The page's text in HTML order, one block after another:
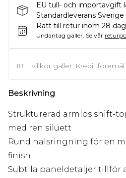
EU tull- och importavgift
Standardleverans
Rätt till retur inom 28
Undantag gäller. Se vår
18+, villkor gäller. Kredit
Beskrivning
Strukturerad ärmlös shift-
med ren siluett
Rund halsringning för en
finish
Subtila paneldetaljer tillför